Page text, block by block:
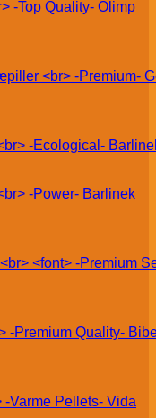
Olimp
Barlinek
Vida